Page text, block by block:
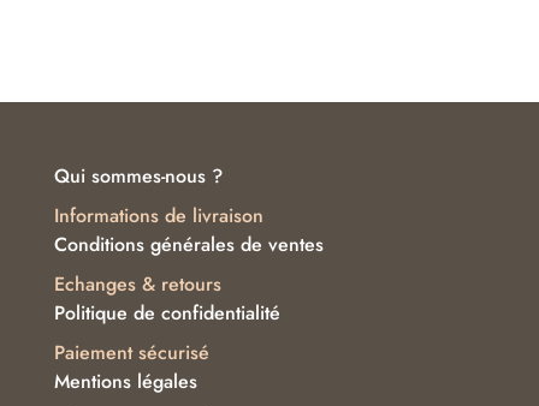
28.00€.22.00€.
Qui sommes-nous ?
Conditions générales de ventes
Politique de confidentialité
Mentions légales
Informations de livraison
Echanges & retours
Paiement sécurisé